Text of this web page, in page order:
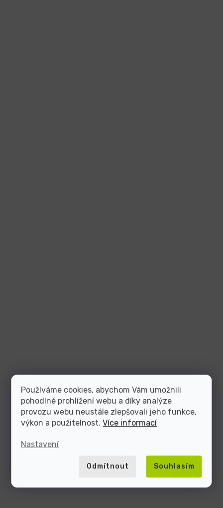
Používáme cookies, abychom Vám umožnili
pohodlné prohlížení webu a díky analýze
provozu webu neustále zlepšovali jeho funkce,
výkon a použitelnost.Více informací
Nastavení
Odmítnout Souhlasím